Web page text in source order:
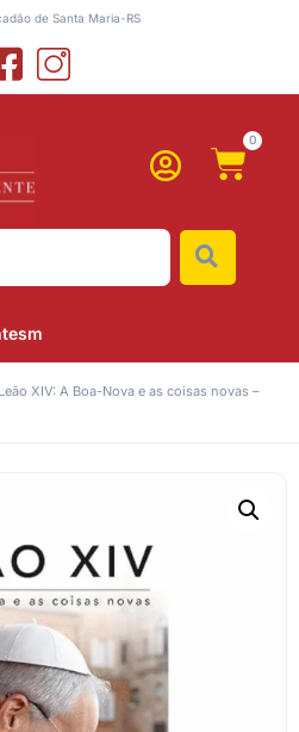
de Santa Maria-RS
0
XIV: A Boa-Nova e as coisas novas –